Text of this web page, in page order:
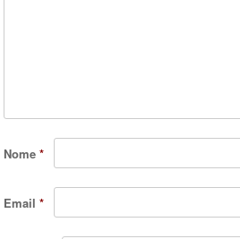
Nome*
Email*